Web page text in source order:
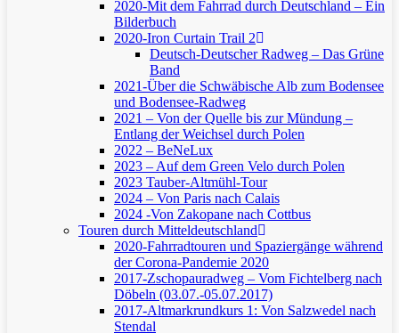
2020-Mit dem Fahrrad durch Deutschland – Ein
Bilderbuch
2020-Iron Curtain Trail 2
Deutsch-Deutscher Radweg – Das Grüne
Band
2021-Über die Schwäbische Alb zum Bodensee
und Bodensee-Radweg
2021 – Von der Quelle bis zur Mündung –
Entlang der Weichsel durch Polen
2022 – BeNeLux
2023 – Auf dem Green Velo durch Polen
2023 Tauber-Altmühl-Tour
2024 – Von Paris nach Calais
2024 -Von Zakopane nach Cottbus
Touren durch Mitteldeutschland
2020-Fahrradtouren und Spaziergänge während
der Corona-Pandemie 2020
2017-Zschopauradweg – Vom Fichtelberg nach
Döbeln (03.07.-05.07.2017)
2017-Altmarkrundkurs 1: Von Salzwedel nach
Stendal